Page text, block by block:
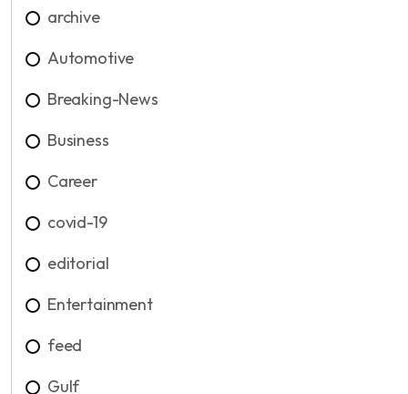
archive
Automotive
Breaking-News
Business
Career
covid-19
editorial
Entertainment
feed
Gulf